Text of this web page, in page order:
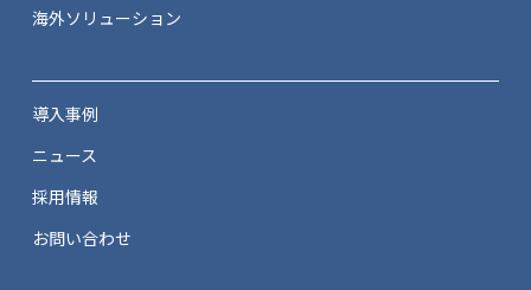
海外ソリューション
導入事例
ニュース
採用情報
お問い合わせ